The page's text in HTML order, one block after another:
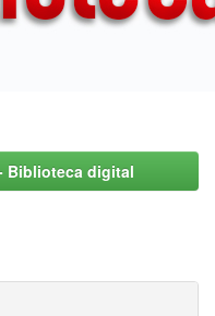
Biblioteca digital